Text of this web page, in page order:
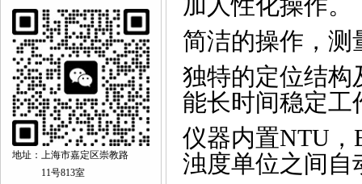
地址：上海市嘉定区崇教路
11号813室
简洁的操作，测
独特的定位结构
能长时间稳定工
仪器内置NTU ，
浊度单位之间自